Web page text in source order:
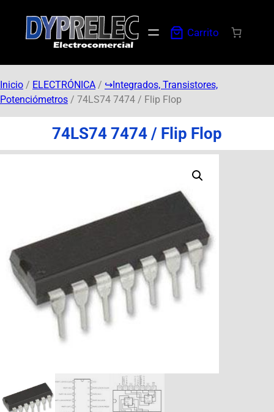
Carrito
Inicio / ELECTRÓNICA / ↪︎Integrados, Transistores,
Potenciómetros / 74LS74 7474 / Flip Flop
74LS74 7474 / Flip Flop